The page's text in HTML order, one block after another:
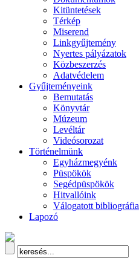
Kitüntetések
Térkép
Miserend
Linkgyűjtemény
Nyertes pályázatok
Közbeszerzés
Adatvédelem
Gyűjteményeink
Bemutatás
Könyvtár
Múzeum
Levéltár
Videósorozat
Történelmünk
Egyházmegyénk
Püspökök
Segédpüspökök
Hitvallóink
Válogatott bibliográfia
Lapozó